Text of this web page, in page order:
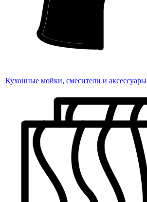
Кухонные мойки, смесители и аксессуары